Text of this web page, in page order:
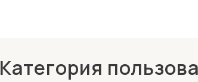
Категория